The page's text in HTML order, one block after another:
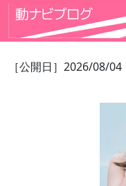
［公開日］2026/08/04